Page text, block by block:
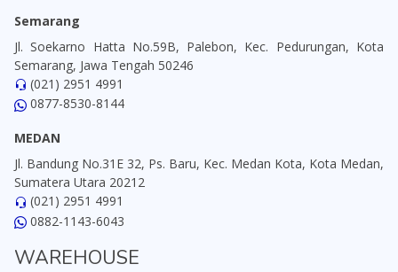
Semarang
Jl. Soekarno Hatta No.59B, Palebon, Kec. Pedurungan, Kota
Semarang, Jawa Tengah 50246
(021) 2951 4991
0877-8530-8144
MEDAN
Jl. Bandung No.31E 32, Ps. Baru, Kec. Medan Kota, Kota Medan,
Sumatera Utara 20212
(021) 2951 4991
0882-1143-6043
WAREHOUSE